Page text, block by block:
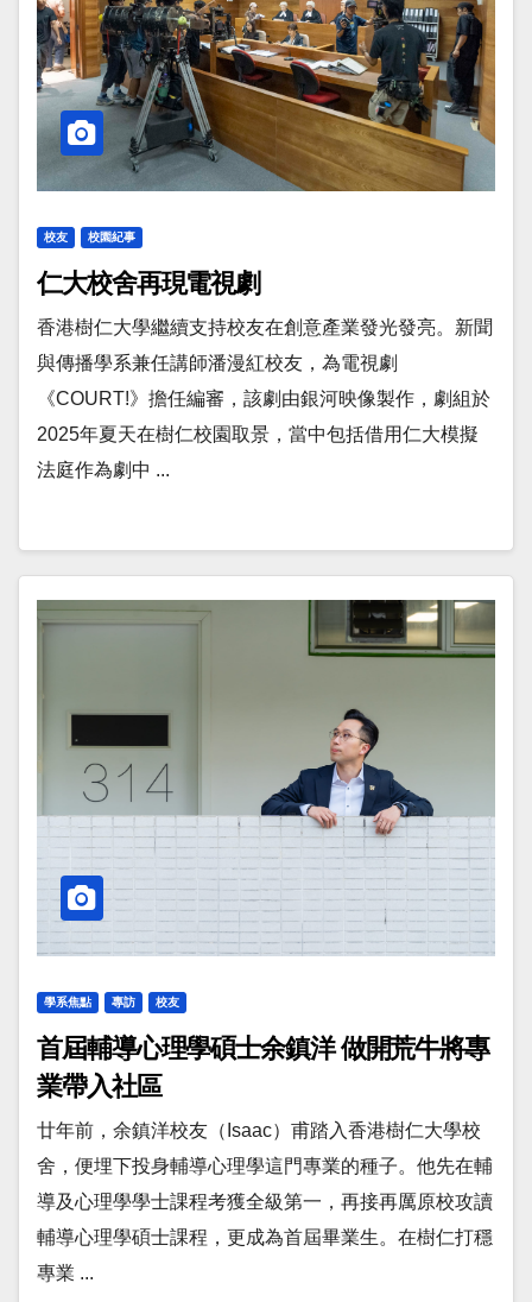
校友 校園紀事
仁大校舍再現電視劇
香港樹仁大學繼續支持校友在創意產業發光發亮。新聞
與傳播學系兼任講師潘漫紅校友，為電視劇
《COURT!》擔任編審，該劇由銀河映像製作，劇組於
2025年夏天在樹仁校園取景，當中包括借用仁大模擬
法庭作為劇中 ...
學系焦點 專訪 校友
首屆輔導心理學碩士余鎮洋 做開荒牛將專
業帶入社區
廿年前，余鎮洋校友（Isaac）甫踏入香港樹仁大學校
舍，便埋下投身輔導心理學這門專業的種子。他先在輔
導及心理學學士課程考獲全級第一，再接再厲原校攻讀
輔導心理學碩士課程，更成為首屆畢業生。在樹仁打穩
專業 ...